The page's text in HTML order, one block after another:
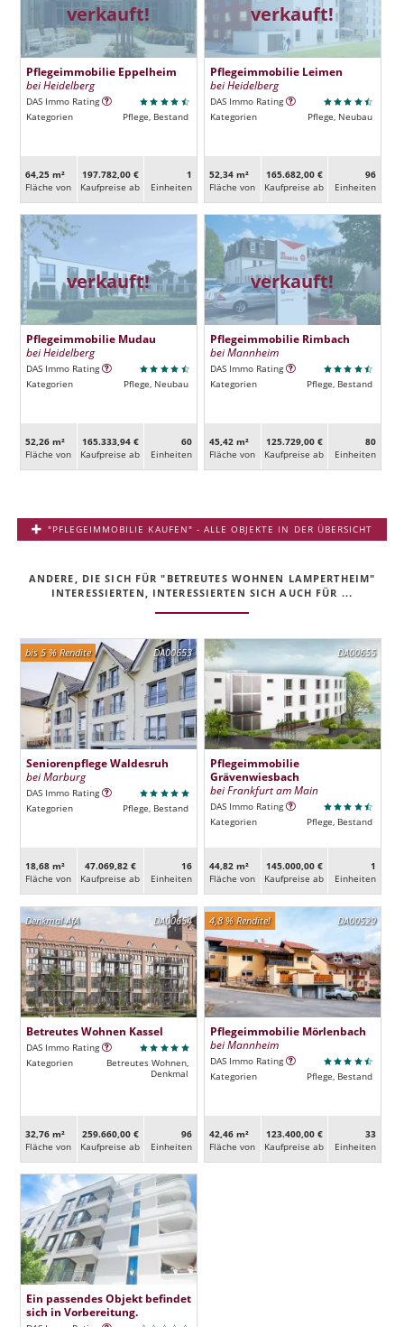
verkauft!
Pflegeimmobilie Eppelheim
bei Heidelberg
DAS Immo Rating
Kategorien
Pflege, Bestand
64,25 m²
Fläche von
197.782,00 €
Kaufpreise ab
1
Ein­heiten
verkauft!
Pflegeimmobilie Leimen
bei Heidelberg
DAS Immo Rating
Kategorien
Pflege, Neubau
52,34 m²
Fläche von
165.682,00 €
Kaufpreise ab
96
Ein­heiten
verkauft!
Pflegeimmobilie Mudau
bei Heidelberg
DAS Immo Rating
Kategorien
Pflege, Neubau
52,26 m²
Fläche von
165.333,94 €
Kaufpreise ab
60
Ein­heiten
verkauft!
Pflegeimmobilie Rimbach
bei Mannheim
DAS Immo Rating
Kategorien
Pflege, Bestand
45,42 m²
Fläche von
125.729,00 €
Kaufpreise ab
80
Ein­heiten
"PFLEGEIMMOBILIE KAUFEN" - ALLE OBJEKTE IN DER ÜBERSICHT
ANDERE, DIE SICH FÜR "BETREUTES WOHNEN LAMPERTHEIM"
INTERESSIERTEN, INTERESSIERTEN SICH AUCH FÜR ...
DA00653
bis 5 % Rendite
Seniorenpflege Waldesruh
bei Marburg
DAS Immo Rating
Kategorien
Pflege, Bestand
18,68 m²
Fläche von
47.069,82 €
Kaufpreise ab
16
Ein­heiten
DA00655
Pflegeimmobilie
Grävenwiesbach
bei Frankfurt am Main
DAS Immo Rating
Kategorien
Pflege, Bestand
44,82 m²
Fläche von
145.000,00 €
Kaufpreise ab
1
Ein­heiten
DA00654
Denkmal-AfA
Betreutes Wohnen Kassel
DAS Immo Rating
Kategorien
Betreutes Wohnen,
Denkmal
32,76 m²
Fläche von
259.660,00 €
Kaufpreise ab
96
Ein­heiten
DA00529
4,8 % Rendite!
Pflegeimmobilie Mörlenbach
bei Mannheim
DAS Immo Rating
Kategorien
Pflege, Bestand
42,46 m²
Fläche von
123.400,00 €
Kaufpreise ab
33
Ein­heiten
Ein passendes Objekt befindet
sich in Vorbereitung.